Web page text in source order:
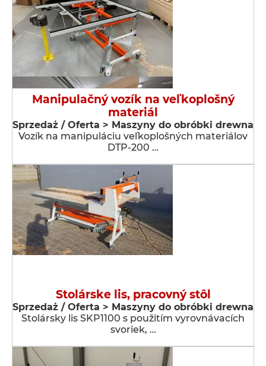
Manipulačný vozík na veľkoplošný
materiál
Sprzedaż / Oferta > Maszyny do obróbki drewna
Vozík na manipuláciu veľkoplošných materiálov
DTP-200 …
Stolárske lis, pracovný stôl
Sprzedaż / Oferta > Maszyny do obróbki drewna
Stolársky lis SKP1100 s použitím vyrovnávacích
svoriek, …